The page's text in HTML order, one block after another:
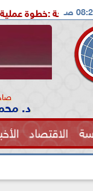
صـ نحو إعداد جيل
د.
الاقتصاد